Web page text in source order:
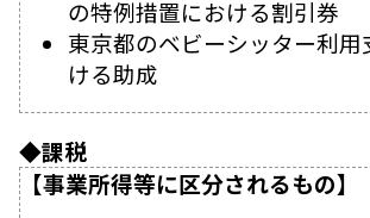
の特例措置における割引券
東京都のベビーシッター利用
ける助成
◆課税
【事業所得等に区分されるもの】